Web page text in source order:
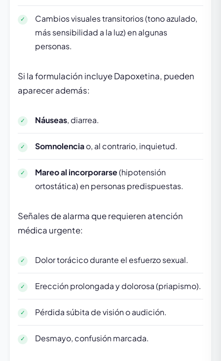
Cambios visuales transitorios (tono azulado,
más sensibilidad a la luz) en algunas
personas.
Si la formulación incluye Dapoxetina, pueden
aparecer además:
Náuseas, diarrea.
Somnolenciao, al contrario, inquietud.
Mareo al incorporarse(hipotensión
ortostática) en personas predispuestas.
Señales de alarma que requieren atención
médica urgente:
Dolor torácico durante el esfuerzo sexual.
Erección prolongada y dolorosa (priapismo).
Pérdida súbita de visión o audición.
Desmayo, confusión marcada.